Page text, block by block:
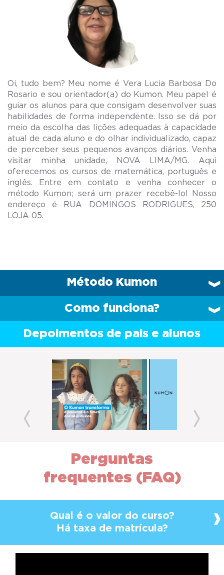
Oi, tudo bem? Meu nome é Vera Lucia Barbosa Do
Rosario e sou orientador(a) do Kumon. Meu papel é
guiar os alunos para que consigam desenvolver suas
habilidades de forma independente. Isso se dá por
meio da escolha das lições adequadas à capacidade
atual de cada aluno e do olhar individualizado, capaz
de perceber seus pequenos avanços diários. Venha
visitar minha unidade, NOVA LIMA/MG. Aqui
oferecemos os cursos de matemática, português e
inglês. Entre em contato e venha conhecer o
método Kumon; será um prazer recebê-lo! Nosso
endereço é RUA DOMINGOS RODRIGUES, 250
Método Kumon
Como funciona?
Depoimentos de pais e alunos
Previous
Perguntas
frequentes (FAQ)
Qual é o valor do curso?
Há taxa de matrícula?